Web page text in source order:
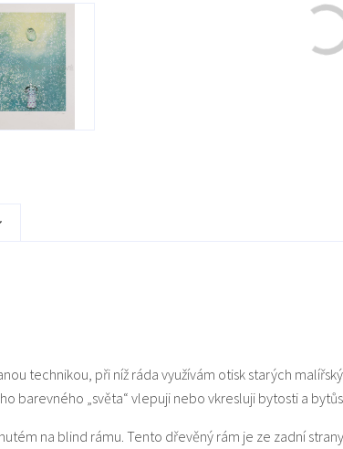
technikou, při níž ráda využívám otisk starých
barevného „světa“ vlepuji nebo vkresluji bytosti a
na blind rámu. Tento dřevěný rám je ze zadní